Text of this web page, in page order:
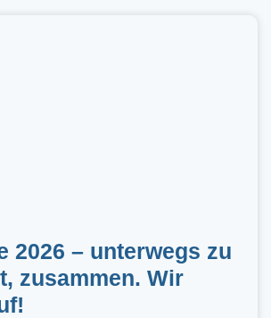
2026 – unterwegs zu
zusammen. Wir